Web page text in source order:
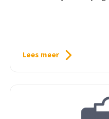
Lees meer